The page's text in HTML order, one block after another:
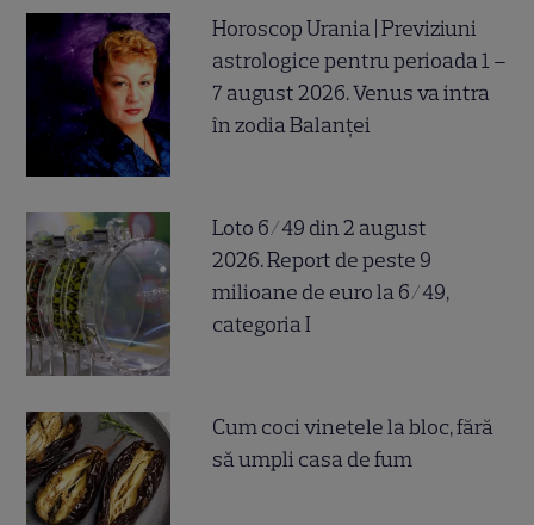
Horoscop Urania | Previziuni
astrologice pentru perioada 1 –
7 august 2026. Venus va intra
în zodia Balanței
Loto 6/49 din 2 august
2026. Report de peste 9
milioane de euro la 6/49,
categoria I
Cum coci vinetele la bloc, fără
să umpli casa de fum